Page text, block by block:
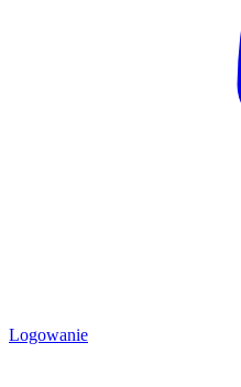
Logowanie